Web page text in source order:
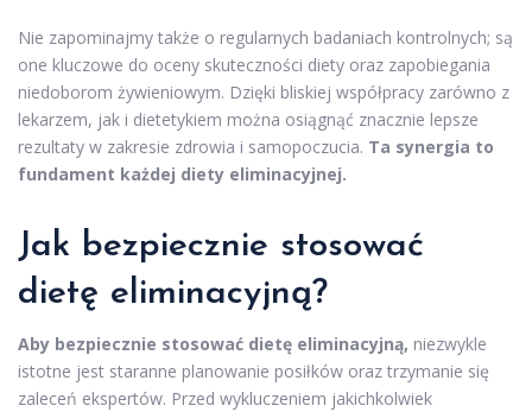
Nie zapominajmy także o regularnych badaniach kontrolnych; są
one kluczowe do oceny skuteczności diety oraz zapobiegania
niedoborom żywieniowym. Dzięki bliskiej współpracy zarówno z
lekarzem, jak i dietetykiem można osiągnąć znacznie lepsze
rezultaty w zakresie zdrowia i samopoczucia. Ta synergia to
fundament każdej diety eliminacyjnej.
Jak bezpiecznie stosować
dietę eliminacyjną?
Aby bezpiecznie stosować dietę eliminacyjną, niezwykle
istotne jest staranne planowanie posiłków oraz trzymanie się
zaleceń ekspertów. Przed wykluczeniem jakichkolwiek